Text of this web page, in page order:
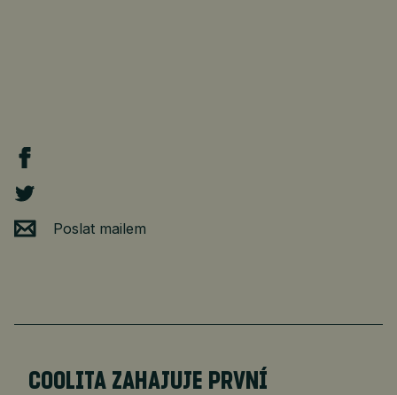
Poslat mailem
COOLITA ZAHAJUJE PRVNÍ